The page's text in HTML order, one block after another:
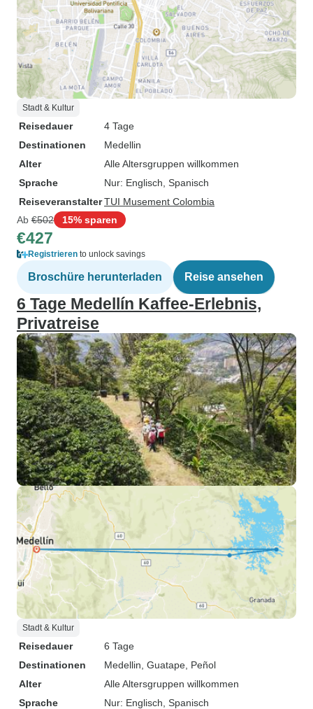
Stadt & Kultur
Reisedauer
4 Tage
Destinationen
Medellin
Alter
Alle Altersgruppen willkommen
Sprache
Nur: Englisch, Spanisch
ReiseveranstalterTUI Musement Colombia
Ab €502 15% sparen
€427
Registrieren to unlock savings
Broschüre herunterladen Reise ansehen
6 Tage Medellín Kaffee-Erlebnis,
Privatreise
Stadt & Kultur
Reisedauer
6 Tage
Destinationen
Medellin , Guatape , Peñol
Alter
Alle Altersgruppen willkommen
Sprache
Nur: Englisch, Spanisch